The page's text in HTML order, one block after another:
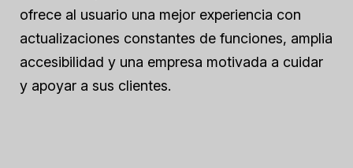
ofrece al usuario una mejor experiencia con
actualizaciones constantes de funciones, amplia
accesibilidad y una empresa motivada a cuidar
y apoyar a sus clientes.